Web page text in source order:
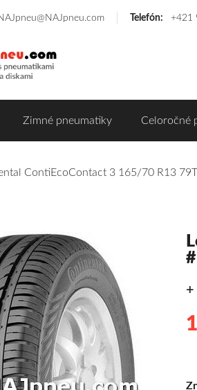
Telefón: +421
Zimné pneumatiky Celoročné
ContiEcoContact 3 165/70 R13
+